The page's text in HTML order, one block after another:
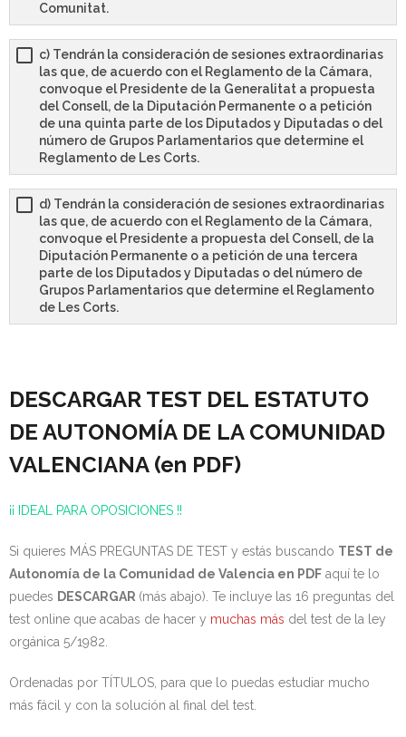
Comunitat.
c) Tendrán la consideración de sesiones extraordinarias
las que, de acuerdo con el Reglamento de la Cámara,
convoque el Presidente de la Generalitat a propuesta
del Consell, de la Diputación Permanente o a petición
de una quinta parte de los Diputados y Diputadas o del
número de Grupos Parlamentarios que determine el
Reglamento de Les Corts.
d) Tendrán la consideración de sesiones extraordinarias
las que, de acuerdo con el Reglamento de la Cámara,
convoque el Presidente a propuesta del Consell, de la
Diputación Permanente o a petición de una tercera
parte de los Diputados y Diputadas o del número de
Grupos Parlamentarios que determine el Reglamento
de Les Corts.
DESCARGAR TEST DEL ESTATUTO
DE AUTONOMÍA DE LA COMUNIDAD
VALENCIANA (en PDF)
¡¡ IDEAL PARA OPOSICIONES !!
Si quieres MÁS PREGUNTAS DE TEST y estás buscando TEST de
Autonomía de la Comunidad de Valencia en PDF aquí te lo
puedes DESCARGAR (más abajo). Te incluye las 16 preguntas del
test online que acabas de hacer y muchas más del test de la ley
orgánica 5/1982.
Ordenadas por TÍTULOS, para que lo puedas estudiar mucho
más fácil y con la solución al final del test.